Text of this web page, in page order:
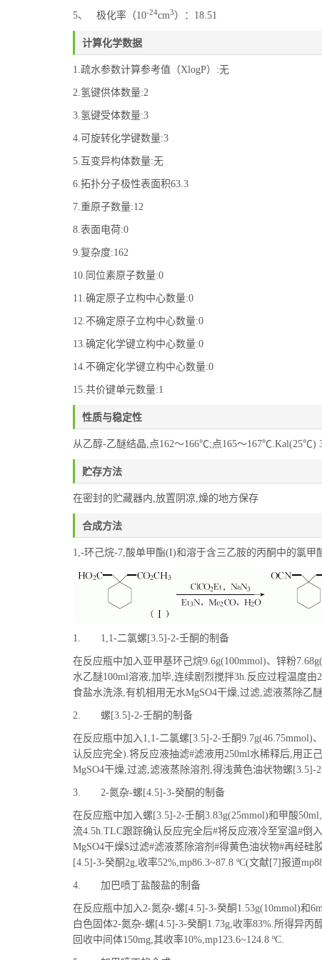
5、 极化率（10-24cm3）：18.51
计算化学数据
1.疏水参数计算参考值（XlogP）:无
2.氢键供体数量:2
3.氢键受体数量:3
4.可旋转化学键数量:3
5.互变异构体数量:无
6.拓扑分子极性表面积63.3
7.重原子数量:12
8.表面电荷:0
9.复杂度:162
10.同位素原子数量:0
11.确定原子立构中心数量:0
12.不确定原子立构中心数量:0
13.确定化学键立构中心数量:0
14.不确定化学键立构中心数量:0
15.共价键单元数量:1
性质与稳定性
从乙醇-乙醚结晶,点162～166℃;点165～167℃.Kal(25℃)
贮存方法
在密封的贮藏器内,放置阴凉,燥的地方保存
合成方法
1,-环己烷-7,酸单甲酯(I)和溶于含三乙胺的丙酮中的氯
1. 1,1-二氯螺[3.5]-2-壬酮的制备
在反应瓶中加入亚甲基环己烷9.6g(100mmol)、锌粉
水乙醚100ml溶液,加毕,连续剧烈搅拌3h.反应过程温度由
食盐水洗涤,有机相用无水MgSO4干燥,过滤,滤液蒸除乙
2. 螺[3.5]-2-壬酮的制备
在反应瓶中加入1,1-二氯螺[3.5]-2-壬酮9.7g(46.75mmol)
认反应完全).将反应液抽滤#滤液用250ml水稀释后,用正
MgSO4干燥,过滤,滤液蒸除溶剂,得浅黄色油状物螺[3.5]-
3. 2-氮杂-螺[4.5]-3-癸酮的制备
在反应瓶中加入螺[3.5]-2-壬酮3.83g(25mmol)和甲酸
流4.5h.TLC跟踪确认反应完全后#将反应液冷至室温#倒
MgSO4干燥$过滤#滤液蒸除溶剂#得黄色油状物#再经
[4.5]-3-癸酮2g,收率52%,mp86.3~87.8 ºC(文献[7]报道
4. 加巴喷丁盐酸盐的制备
在反应瓶中加入2-氮杂-螺[4.5]-3-癸酮1.53g(10mmol)和
白色固体2-氮杂-螺[4.5]-3-癸酮1.73g,收率83%.所得异
回收中间体150mg,其收率10%,mp123.6~124.8 ºC.